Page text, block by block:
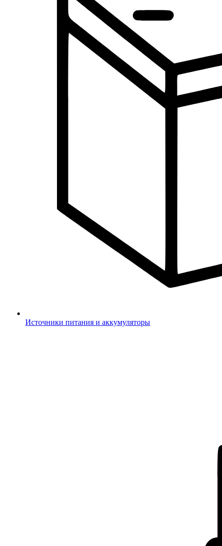
Источники питания и аккумуляторы